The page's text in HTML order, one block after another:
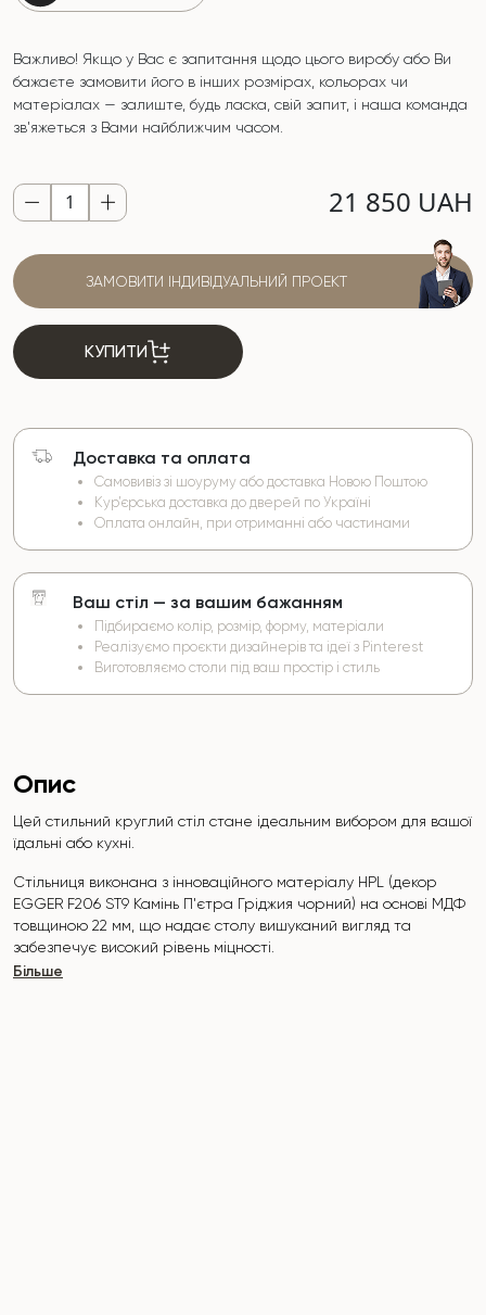
Важливо! Якщо у Вас є запитання щодо цього виробу або Ви
бажаєте замовити його в інших розмірах, кольорах чи
матеріалах — залиште, будь ласка, свій запит, і наша команда
зв'яжеться з Вами найближчим часом.
21 850 UAH
ЗАМОВИТИ ІНДИВІДУАЛЬНИЙ ПРОЕКТ
КУПИТИ
Доставка та оплата
Самовивіз зі шоуруму або доставка Новою Поштою
Кур’єрська доставка до дверей по Україні
Оплата онлайн, при отриманні або частинами
Ваш стіл — за вашим бажанням
Підбираємо колір, розмір, форму, матеріали
Реалізуємо проєкти дизайнерів та ідеї з Pinterest
Виготовляємо столи під ваш простір і стиль
Опис
Цей стильний круглий стіл стане ідеальним вибором для вашої
їдальні або кухні.
Стільниця виконана з інноваційного матеріалу HPL (декор
EGGER F206 ST9 Камінь П'єтра Гріджия чорний) на основі МДФ
товщиною 22 мм, що надає столу вишуканий вигляд та
забезпечує високий рівень міцності.
Більше